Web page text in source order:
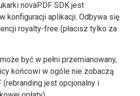
novaPDF SDK jest
konfiguracji aplikacji. Odbywa się
royalty-free (płacisz tylko za
być w pełni przemianowany,
końcowi w ogóle nie zobaczą
(rebranding jest opcjonalny i